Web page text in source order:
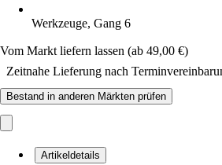
Werkzeuge, Gang 6
Vom Markt liefern lassen (ab 49,00 €)
Zeitnahe Lieferung nach
Bestand in anderen Märkten prüfen
Artikeldetails